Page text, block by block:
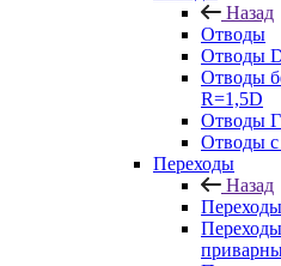
Назад
Отводы
Отводы
Отводы
R=1,5D
Отводы
Отводы
Переходы
Назад
Переходы